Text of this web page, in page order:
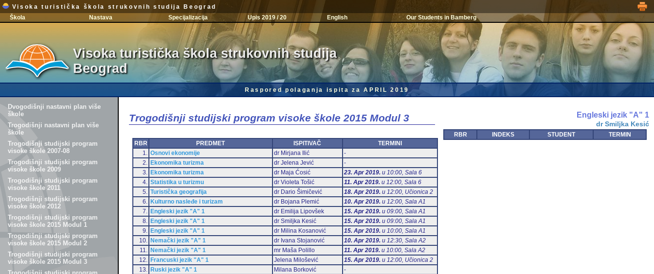
Visoka turistička škola strukovnih studija Beograd
Škola
Nastava Specijalizacija Upis 2019 / 20 English Our Students in Bamberg
Visoka turistička škola strukovnih studija
Beograd
Raspored polaganja ispita za APRIL 2019
Dvogodišnji nastavni plan više
škole
Trogodišnji nastavni plan više
škole
Trogodišnji studijski program
visoke škole 2007-08
Trogodišnji studijski program
visoke škole 2009
Trogodišnji studijski program
visoke škole 2011
Trogodišnji studijski program
visoke škole 2012
Trogodišnji studijski program
visoke škole 2015 Modul 1
Trogodišnji studijski program
visoke škole 2015 Modul 2
Trogodišnji studijski program
visoke škole 2015 Modul 3
Trogodišnji studijski program visoke škole 2015 Modul 3
RBR PREDMET ISPITIVAČ
TERMINI
1.
Osnovi ekonomije dr Mirjana Ilić
-
2.
Ekonomika turizma dr Jelena Jević
-
3.
Ekonomika turizma dr Maja Ćosić 23. Apr 2019.u 10:00, Sala 6
4.
Statistika u turizmu dr Violeta Tošić 11. Apr 2019.u 12:00, Sala 6
5.
Turistička geografija dr Dario Šimičević 18. Apr 2019.u 12:00, Učionica 2
6.
Kulturno nasleđe i turizam dr Bojana Plemić 10. Apr 2019.u 12:00, Sala А1
7.
Engleski jezik "A" 1 dr Emilija Lipovšek 15. Apr 2019.u 09:00, Sala А1
8.
Engleski jezik "A" 1 dr Smiljka Kesić 15. Apr 2019.u 09:00, Sala А1
9.
Engleski jezik "A" 1 dr Milina Kosanović 15. Apr 2019.u 10:00, Sala А1
10.
Nemački jezik "A" 1 dr Ivana Stojanović 10. Apr 2019.u 12:30, Sala А2
11.
Nemački jezik "A" 1 mr Maša Polillo 11. Apr 2019.u 10:00, Sala А2
12.
Francuski jezik "A" 1 Jelena Milošević 15. Apr 2019.u 12:00, Učionica 2
13.
Ruski jezik "A" 1 Milana Borković
-
Engleski jezik "A" 1
dr Smiljka Kesić
RBR INDEKS STUDENT TERMIN